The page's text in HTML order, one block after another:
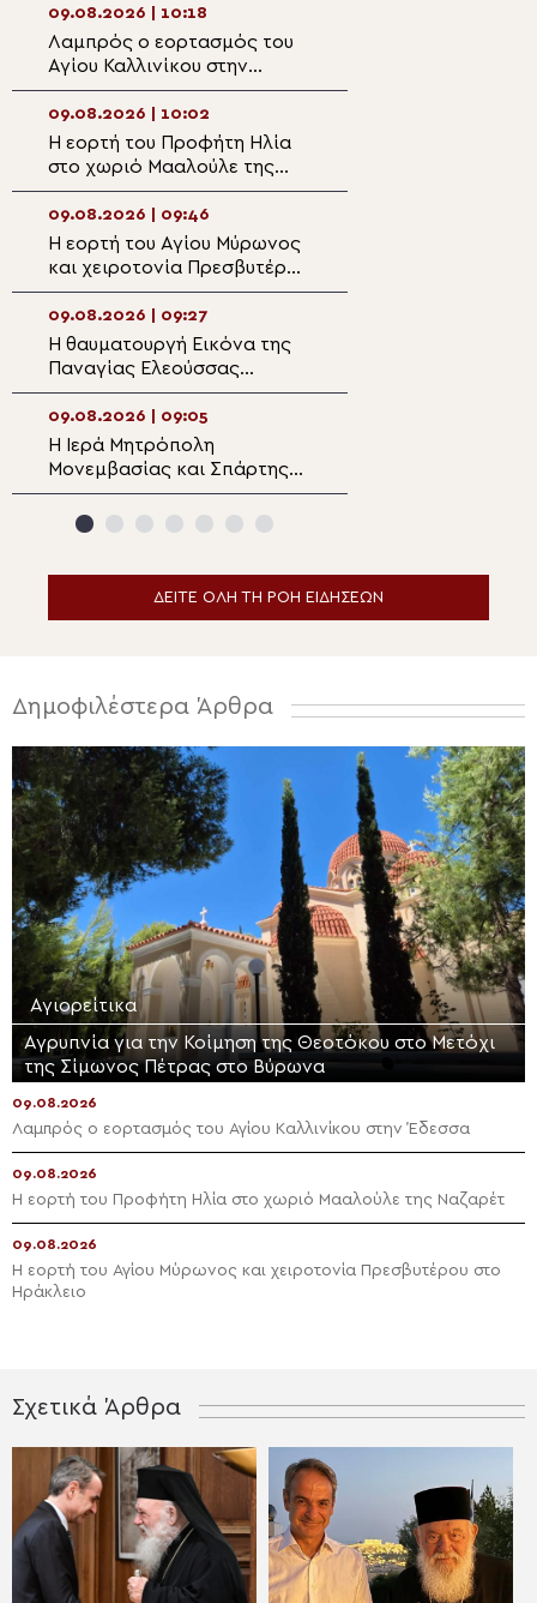
Βύρωνα
09.08.2026 | 10:18
Λαμπρός ο εορτασμός του
Αγίου Καλλινίκου στην
Έδεσσα
09.08.2026 | 10:02
Η εορτή του Προφήτη Ηλία
στο χωριό Μααλούλε της
Ναζαρέτ
09.08.2026 | 09:46
Η εορτή του Αγίου Μύρωνος
και χειροτονία Πρεσβυτέρου
στο Ηράκλειο
09.08.2026 | 09:27
Η θαυματουργή Εικόνα της
Παναγίας Ελεούσσας
Πάτμου
09.08.2026 | 09:05
Η Ιερά Μητρόπολη
Μονεμβασίας και Σπάρτης
προσκαλεί και εφέτος τους
Ομογενείς
ΔΕΙΤΕ ΟΛΗ ΤΗ ΡΟΗ ΕΙΔΗΣΕΩΝ
Δημοφιλέστερα Άρθρα
Αγιορείτικα
Αγρυπνία για την Κοίμηση της Θεοτόκου στο Μετόχι
της Σίμωνος Πέτρας στο Βύρωνα
09.08.2026
Λαμπρός ο εορτασμός του Αγίου Καλλινίκου στην Έδεσσα
09.08.2026
Η εορτή του Προφήτη Ηλία στο χωριό Μααλούλε της Ναζαρέτ
09.08.2026
Η εορτή του Αγίου Μύρωνος και χειροτονία Πρεσβυτέρου στο
Ηράκλειο
Σχετικά Άρθρα